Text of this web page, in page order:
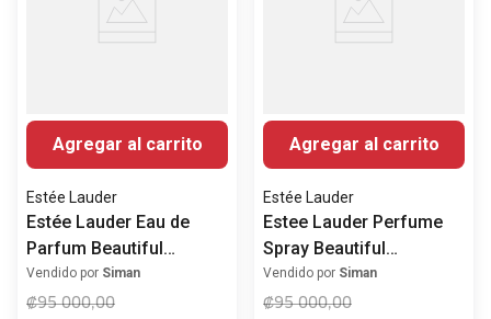
Agregar al carrito
Estée Lauder
Estée Lauder Eau de
Parfum Beautiful
Magnolia Fleur Mujer
Vendido por Siman
₡95 000,00
Agregar al carrito
Estée Lauder
Estee Lauder Perfume
Spray Beautiful
Magnolia
Vendido por Siman
₡95 000,00